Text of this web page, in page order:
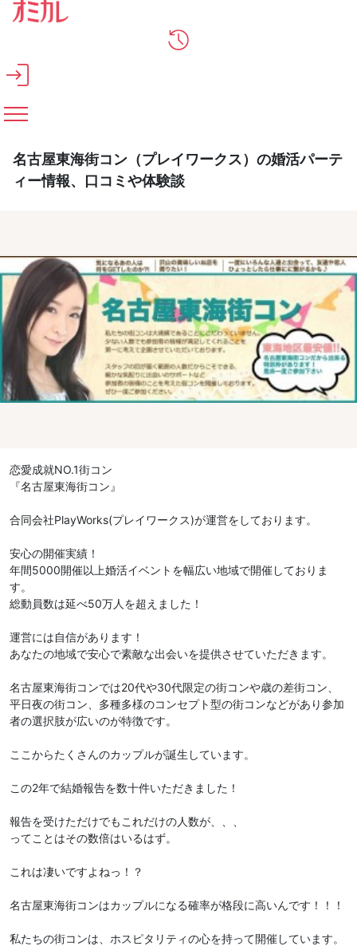
メインコンテンツへスキップ
名古屋東海街コン（プレイワークス）の婚活パーテ
ィー情報、口コミや体験談
恋愛成就NO.1街コン
『名古屋東海街コン』
合同会社PlayWorks(プレイワークス)が運営をしております。
安心の開催実績！
年間5000開催以上婚活イベントを幅広い地域で開催しておりま
す。
総動員数は延べ50万人を超えました！
運営には自信があります！
あなたの地域で安心で素敵な出会いを提供させていただきます。
名古屋東海街コンでは20代や30代限定の街コンや歳の差街コン、
平日夜の街コン、多種多様のコンセプト型の街コンなどがあり参加
者の選択肢が広いのが特徴です。
ここからたくさんのカップルが誕生しています。
この2年で結婚報告を数十件いただきました！
報告を受けただけでもこれだけの人数が、、、
ってことはその数倍はいるはず。
これは凄いですよねっ！？
名古屋東海街コンはカップルになる確率が格段に高いんです！！！
私たちの街コンは、ホスピタリティの心を持って開催しています。